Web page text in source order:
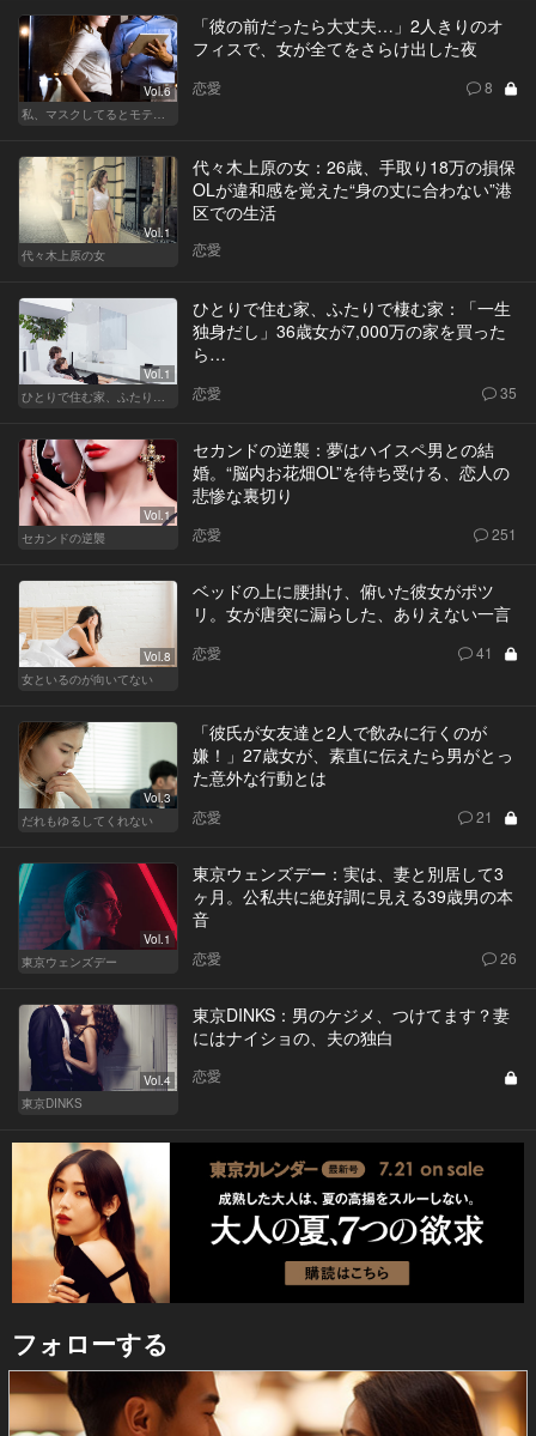
Vol.6
私、マスクしてるとモテるんです
「彼の前だったら大丈夫…」2人きりのオ
フィスで、女が全てをさらけ出した夜
恋愛 8
Vol.1
代々木上原の女
代々木上原の女：26歳、手取り18万の損保
OLが違和感を覚えた“身の丈に合わない”港
区での生活
恋愛
Vol.1
ひとりで住む家、ふたりで棲む家
ひとりで住む家、ふたりで棲む家：「一生
独身だし」36歳女が7,000万の家を買った
ら…
恋愛 35
Vol.1
セカンドの逆襲
セカンドの逆襲：夢はハイスペ男との結
婚。“脳内お花畑OL”を待ち受ける、恋人の
悲惨な裏切り
恋愛 251
Vol.8
女といるのが向いてない
ベッドの上に腰掛け、俯いた彼女がポツ
リ。女が唐突に漏らした、ありえない一言
恋愛 41
Vol.3
だれもゆるしてくれない
「彼氏が女友達と2人で飲みに行くのが
嫌！」27歳女が、素直に伝えたら男がとっ
た意外な行動とは
恋愛 21
Vol.1
東京ウェンズデー
東京ウェンズデー：実は、妻と別居して3
ヶ月。公私共に絶好調に見える39歳男の本
音
恋愛 26
Vol.4
東京DINKS
東京DINKS：男のケジメ、つけてます？妻
にはナイショの、夫の独白
恋愛
フォローする